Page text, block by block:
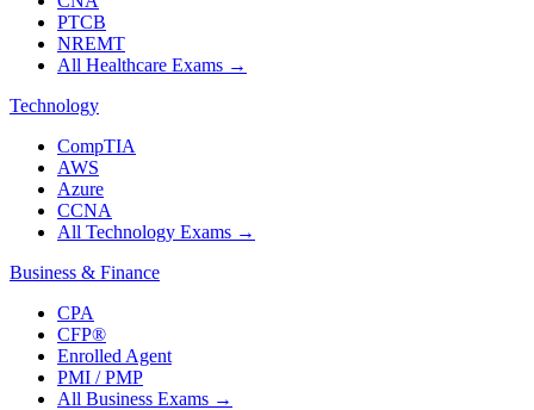
PTCB
NREMT
All Healthcare Exams →
Technology
CompTIA
AWS
Azure
CCNA
All Technology Exams →
Business & Finance
CPA
CFP®
Enrolled Agent
PMI / PMP
All Business Exams →